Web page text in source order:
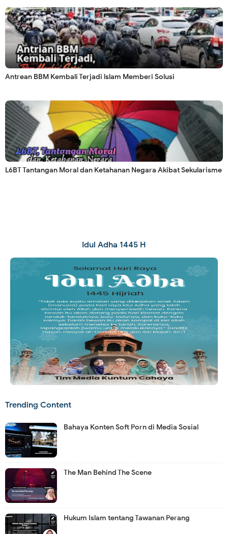
Antrean BBM Kembali Terjadi lslam Memberi Solusi
L6BT Tantangan Moral dan Ketahanan Negara Akibat Sekularisme
Idul Adha 1445 H
Trending Content
Bahaya Konten Soft Porn di Media Sosial
The Man Behind The Scene
Hukum Islam tentang Tawanan Perang